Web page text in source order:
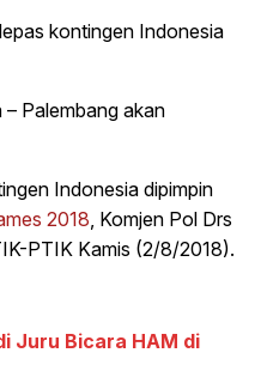
kontingen Indonesia
– Palembang akan
Indonesia dipimpin
2018, Komjen Pol Drs
PTIK Kamis (2/8/2018).
Juru Bicara HAM di